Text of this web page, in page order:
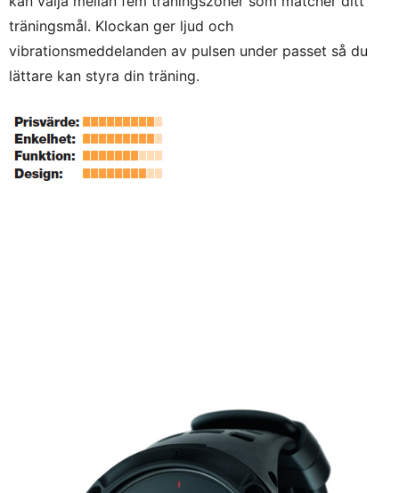
träningsmål. Klockan ger ljud och
vibrationsmeddelanden av pulsen under passet så du
lättare kan styra din träning.